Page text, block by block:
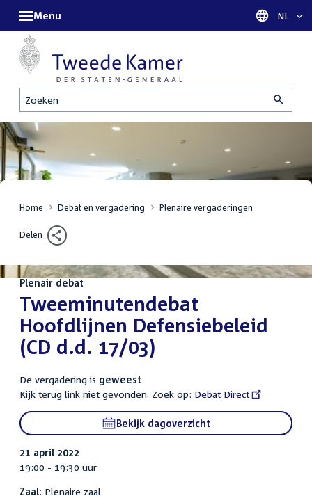
Zoeken
Menu Taal
NL
Home Debat en vergadering Plenaire vergaderingen
Delen
Plenair debat
:Tweeminutendebat
Hoofdlijnen Defensiebeleid
(CD d.d. 17/03)
De vergadering is geweest
Kijk terug link niet gevonden. Zoek op: External
link:
Debat Direct
Bekijk dagoverzicht
21 april 2022
19:00 - 19:30 uur
Zaal: Plenaire zaal